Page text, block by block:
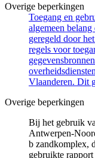
Overige beperkingen
Toegang en
algemeen
geregeld door
regels voor
Vlaanderen. Dit
Overige beperkingen
Bij het gebruik
Antwerpen-
b zandkomplex,
gebruikte